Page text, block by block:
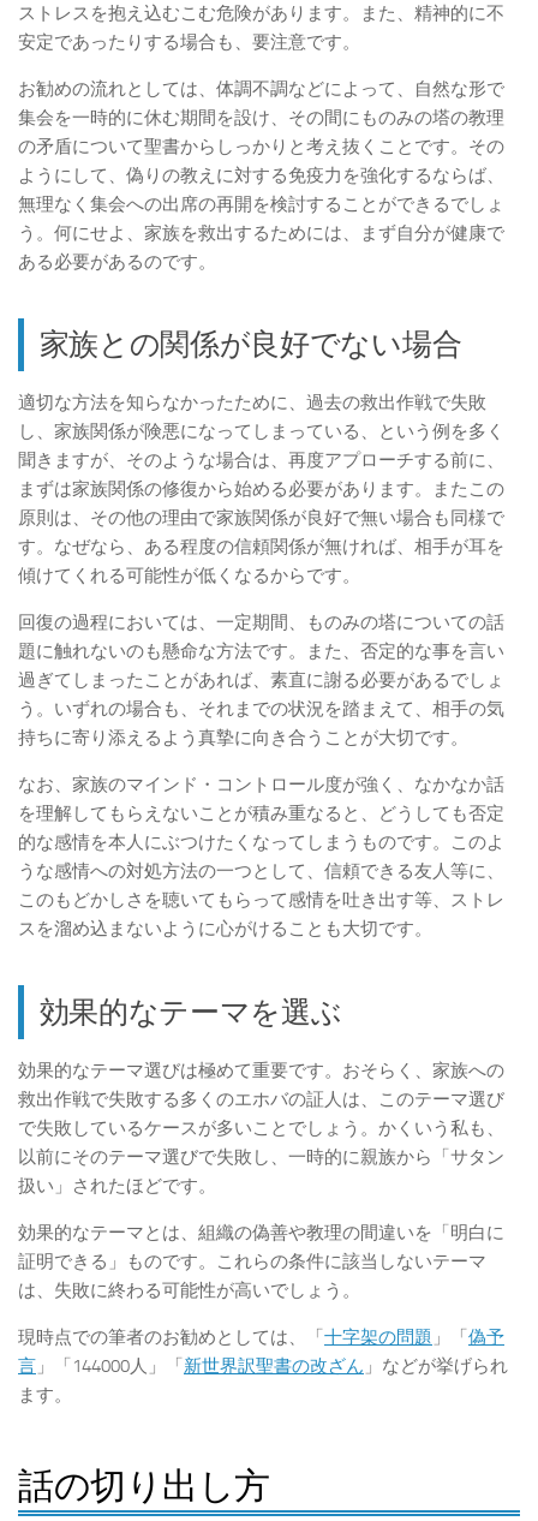
ストレスを抱え込むこむ危険があります。また、精神的に不
安定であったりする場合も、要注意です。
お勧めの流れとしては、体調不調などによって、自然な形で
集会を一時的に休む期間を設け、その間にものみの塔の教理
の矛盾について聖書からしっかりと考え抜くことです。その
ようにして、偽りの教えに対する免疫力を強化するならば、
無理なく集会への出席の再開を検討することができるでしょ
う。何にせよ、家族を救出するためには、まず自分が健康で
ある必要があるのです。
家族との関係が良好でない場合
適切な方法を知らなかったために、過去の救出作戦で失敗
し、家族関係が険悪になってしまっている、という例を多く
聞きますが、そのような場合は、再度アプローチする前に、
まずは家族関係の修復から始める必要があります。またこの
原則は、その他の理由で家族関係が良好で無い場合も同様で
す。なぜなら、ある程度の信頼関係が無ければ、相手が耳を
傾けてくれる可能性が低くなるからです。
回復の過程においては、一定期間、ものみの塔についての話
題に触れないのも懸命な方法です。また、否定的な事を言い
過ぎてしまったことがあれば、素直に謝る必要があるでしょ
う。いずれの場合も、それまでの状況を踏まえて、相手の気
持ちに寄り添えるよう真摯に向き合うことが大切です。
なお、家族のマインド・コントロール度が強く、なかなか話
を理解してもらえないことが積み重なると、どうしても否定
的な感情を本人にぶつけたくなってしまうものです。このよ
うな感情への対処方法の一つとして、信頼できる友人等に、
このもどかしさを聴いてもらって感情を吐き出す等、ストレ
スを溜め込まないように心がけることも大切です。
効果的なテーマを選ぶ
効果的なテーマ選びは極めて重要です。おそらく、家族への
救出作戦で失敗する多くのエホバの証人は、このテーマ選び
で失敗しているケースが多いことでしょう。かくいう私も、
以前にそのテーマ選びで失敗し、一時的に親族から「サタン
扱い」されたほどです。
効果的なテーマとは、組織の偽善や教理の間違いを「明白に
証明できる」ものです。これらの条件に該当しないテーマ
は、失敗に終わる可能性が高いでしょう。
現時点での筆者のお勧めとしては、「十字架の問題 」「偽予
言 」「144000人」「新世界訳聖書の改ざん 」などが挙げられ
ます。
話の切り出し方